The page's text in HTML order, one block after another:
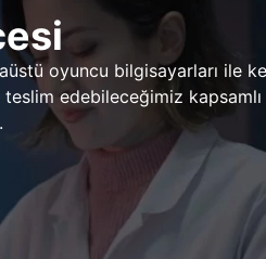
oyuncu bilgisayarları ile
edebileceğimiz